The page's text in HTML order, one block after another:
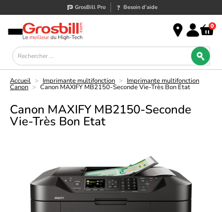
GrosBill Pro Besoin d’aide
0
Accueil > Imprimante multifonction > Imprimante multifonction
Canon > Canon MAXIFY MB2150-Seconde Vie-Très Bon Etat
Canon MAXIFY MB2150-Seconde
Vie-Très Bon Etat